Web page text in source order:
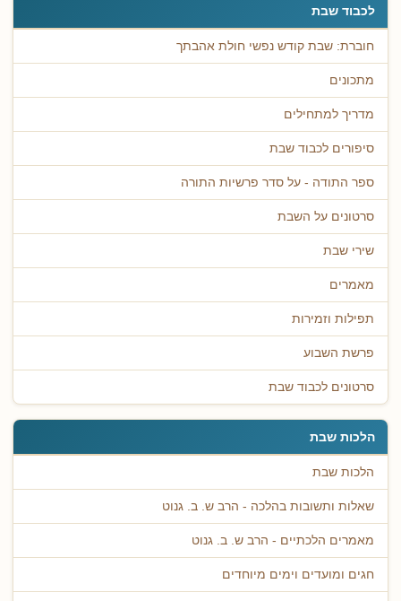
לכבוד שבת
חוברת: שבת קודש נפשי חולת אהבתך
מתכונים
מדריך למתחילים
סיפורים לכבוד שבת
ספר התודה - על סדר פרשיות התורה
סרטונים על השבת
שירי שבת
מאמרים
תפילות וזמירות
פרשת השבוע
סרטונים לכבוד שבת
הלכות שבת
הלכות שבת
שאלות ותשובות בהלכה - הרב ש. ב. גנוט
מאמרים הלכתיים - הרב ש. ב. גנוט
חגים ומועדים וימים מיוחדים